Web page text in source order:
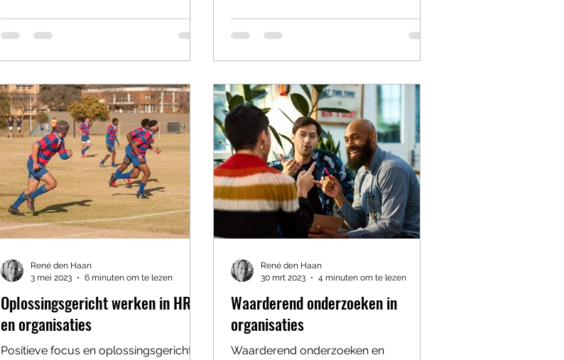
Oplossingsgericht werken in HRM
en organisaties
Positieve focus en oplossingsgericht
René den Haan
3 mei 2023
6 minuten om te lezen
Waarderend onderzoeken in
organisaties
Waarderend onderzoeken en
René den Haan
30 mrt 2023
4 minuten om te lezen